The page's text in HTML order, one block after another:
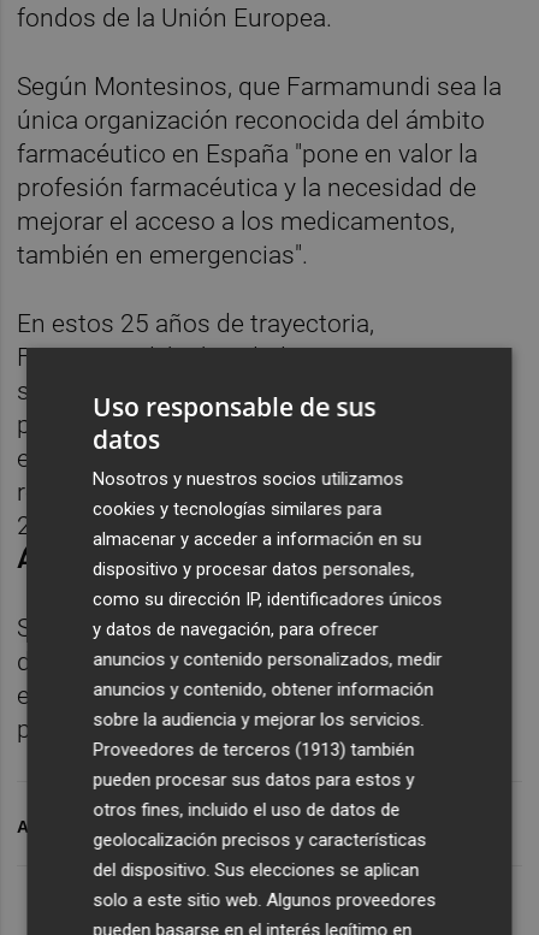
fondos de la Unión Europea.
Según Montesinos, que Farmamundi sea la
única organización reconocida del ámbito
farmacéutico en España "pone en valor la
profesión farmacéutica y la necesidad de
mejorar el acceso a los medicamentos,
también en emergencias".
En estos 25 años de trayectoria,
Farmamundi ha brindado asistencia
sanitaria a 16 millones de personas en 70
países, con momentos clave como la crisis
en los Grandes Lagos en los campos de
refugiados del Zaire, el terromoto de
2010 o los recientes brotes de ébola en
África
Según la entidad, en el año 2018 se han
desarrollado 36 intervenciones de
emergencia y acción humanitaria en diez
países.
ARCHIVADO EN
Uso responsable de sus
datos
Nosotros y nuestros socios utilizamos
cookies y tecnologías similares para
almacenar y acceder a información en su
dispositivo y procesar datos personales,
como su dirección IP, identificadores únicos
y datos de navegación, para ofrecer
anuncios y contenido personalizados, medir
anuncios y contenido, obtener información
sobre la audiencia y mejorar los servicios.
Proveedores de terceros (1913) también
pueden procesar sus datos para estos y
otros fines, incluido el uso de datos de
geolocalización precisos y características
del dispositivo. Sus elecciones se aplican
solo a este sitio web. Algunos proveedores
pueden basarse en el interés legítimo en